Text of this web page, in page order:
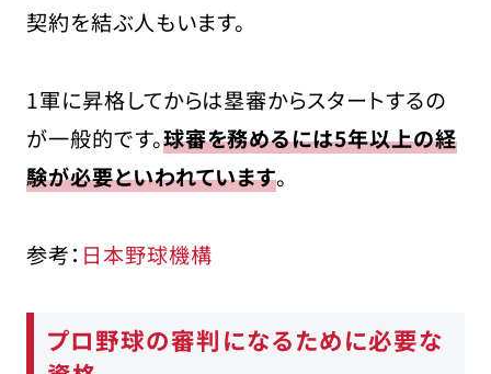
契約を結ぶ人もいます。
1軍に昇格してからは塁審からスタートするの
が一般的です。球審を務めるには5年以上の経
験が必要といわれています。
参考： 日本野球機構
プロ野球の審判になるために必要な